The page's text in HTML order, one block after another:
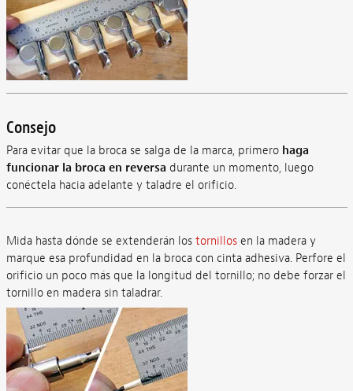
Consejo
Para evitar que la broca se salga de la marca, primero haga
funcionar la broca en reversa durante un momento, luego
conéctela hacia adelante y taladre el orificio.
Mida hasta dónde se extenderán los tornillosen la madera y
marque esa profundidad en la broca con cinta adhesiva. Perfore el
orificio un poco más que la longitud del tornillo; no debe forzar el
tornillo en madera sin taladrar.